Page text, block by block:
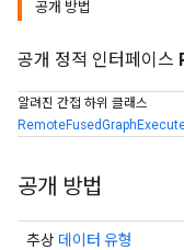
공개 방법
공개 정적 인터페이스
알려진 간접 하위 클래스
공개 방법
추상 데이터 유형